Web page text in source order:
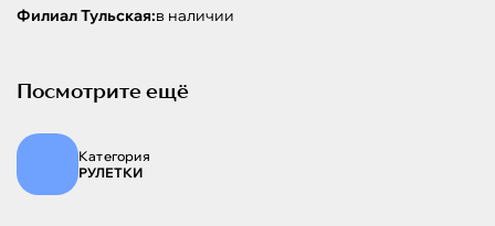
Филиал Тульская:в наличии
Посмотрите ещё
Категория
РУЛЕТКИ